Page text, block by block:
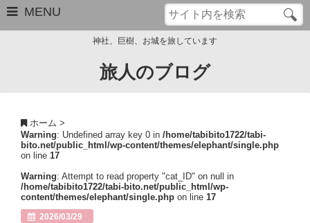
MENU
サイトマップ
Close
神社、巨樹、お城を旅しています
旅人のブログ
ホーム >
Warning: Undefined array key 0 in /home/tabibito1722/tabi-
bito.net/public_html/wp-content/themes/elephant/single.php
on line 17
Warning: Attempt to read property "cat_ID" on null in
/home/tabibito1722/tabi-bito.net/public_html/wp-
content/themes/elephant/single.php on line 17
2026/03/29